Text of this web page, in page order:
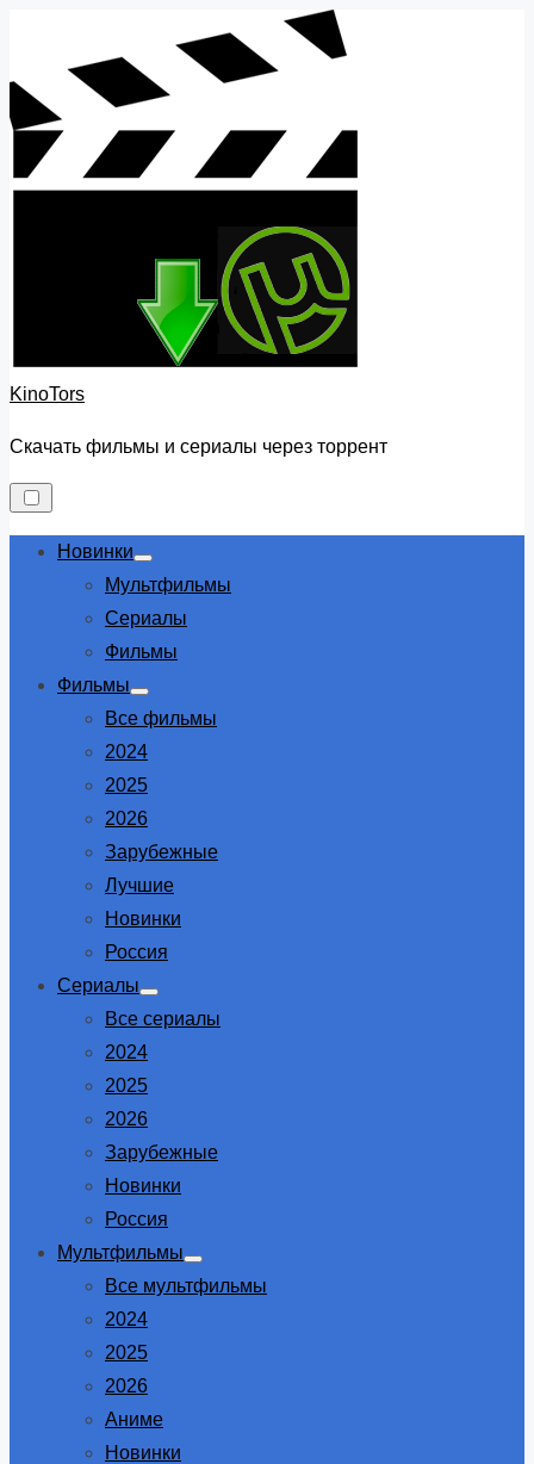
content
KinoTors
Скачать фильмы и сериалы через торрент
Новинки
Show
sub
Мультфильмы
Сериалы
Фильмы
Фильмы
Show
sub
Все фильмы
2024
2025
2026
Зарубежные
Лучшие
Новинки
Россия
Сериалы
Show
sub
Все сериалы
2024
2025
2026
Зарубежные
Новинки
Россия
Мультфильмы
Show
sub
Все мультфильмы
2024
2025
2026
Аниме
Новинки